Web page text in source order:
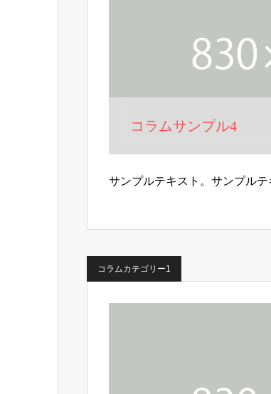
コラムサンプル4
サンプルテキスト。サンプル
コラムカテゴリー1